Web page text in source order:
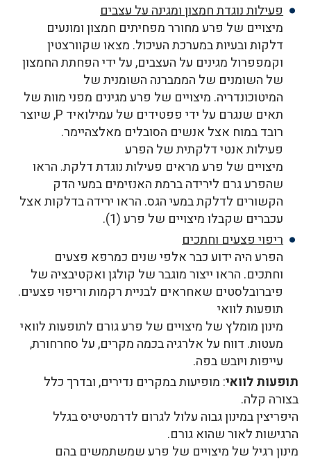
פעילות נוגדת חמצון ומגינה על עצבים
מיצויים של פרע מחורר מפחיתים חמצון ומונעים
דלקות ובעיות במערכת העיכול. מצאו שקוורצטין
וקמפפרול מגינים על העצבים, על ידי הפחתת החמצון
של השומנים של הממברנה השומנית של
המיטוכונדריה. מיצויים של פרע מגינים מפני מוות של
תאים שנגרם על ידי פפטידים של עמילואיד P, שיוצר
רובד במוח אצל אנשים הסובלים מאלצהיימר.
פעילות אנטי דלקתית של הפרע
מיצויים של פרע מראים פעילות נוגדת דלקת. הראו
שהפרע גרם לירידה ברמת האנזימים במעי הדק
הקשורים לדלקת במעי הגס. הראו ירידה בדלקות אצל
עכברים שקבלו מיצויים של פרע (1).
ריפוי פצעים וחתכים
הפרע היה ידוע כבר אלפי שנים כמרפא פצעים
וחתכים. הראו ייצור מוגבר של קולגן ואקטיבציה של
פיברובלסטים שאחראים לבניית רקמות וריפוי פצעים.
תופעות לוואי
מינון מומלץ של מיצויים של פרע גורם לתופעות לוואי
מעטות. דווח על אלרגיה בכמה מקרים, על סחרחורת,
עייפות ויובש בפה.
תופעות לוואי: מופיעות במקרים נדירים, ובדרך כלל
בצורה קלה.
היפריצין במינון גבוה עלול לגרום לדרמטיטיס בגלל
הרגישות לאור שהוא גורם.
מינון רגיל של מיצויים של פרע שמשתמשים בהם